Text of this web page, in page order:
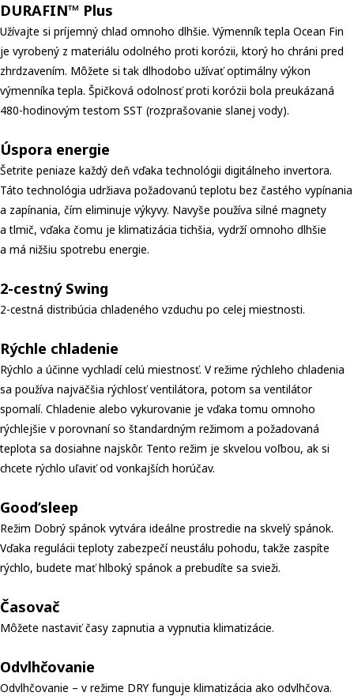
DURAFIN™ Plus
Užívajte si príjemný chlad omnoho dlhšie. Výmenník tepla Ocean Fin
je vyrobený z materiálu odolného proti korózii, ktorý ho chráni pred
zhrdzavením. Môžete si tak dlhodobo užívať optimálny výkon
výmenníka tepla. Špičková odolnosť proti korózii bola preukázaná
480-hodinovým testom SST (rozprašovanie slanej vody).
Úspora energie
Šetrite peniaze každý deň vďaka technológii digitálneho invertora.
Táto technológia udržiava požadovanú teplotu bez častého vypínania
a zapínania, čím eliminuje výkyvy. Navyše používa silné magnety
a tlmič, vďaka čomu je klimatizácia tichšia, vydrží omnoho dlhšie
a má nižšiu spotrebu energie.
2-cestný Swing
2-cestná distribúcia chladeného vzduchu po celej miestnosti.
Rýchle chladenie
Rýchlo a účinne vychladí celú miestnosť. V režime rýchleho chladenia
sa používa najväčšia rýchlosť ventilátora, potom sa ventilátor
spomalí. Chladenie alebo vykurovanie je vďaka tomu omnoho
rýchlejšie v porovnaní so štandardným režimom a požadovaná
teplota sa dosiahne najskôr. Tento režim je skvelou voľbou, ak si
chcete rýchlo uľaviť od vonkajších horúčav.
Good’sleep
Režim Dobrý spánok vytvára ideálne prostredie na skvelý spánok.
Vďaka regulácii teploty zabezpečí neustálu pohodu, takže zaspíte
rýchlo, budete mať hlboký spánok a prebudíte sa svieži.
Časovač
Môžete nastaviť časy zapnutia a vypnutia klimatizácie.
Odvlhčovanie
Odvlhčovanie – v režime DRY funguje klimatizácia ako odvlhčova.